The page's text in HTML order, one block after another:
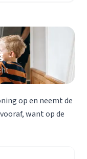
op en neemt de
want op de